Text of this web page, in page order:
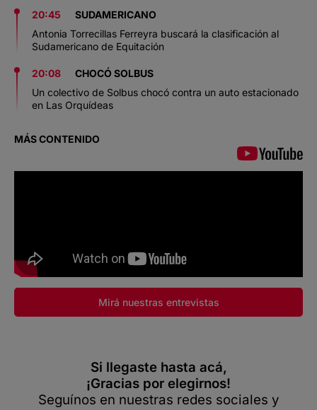
20:45
SUDAMERICANO
Antonia Torrecillas Ferreyra buscará la clasificación al
Sudamericano de Equitación
20:08
CHOCÓ SOLBUS
Un colectivo de Solbus chocó contra un auto estacionado
en Las Orquídeas
MÁS CONTENIDO
Mirá nuestras entrevistas
Si llegaste hasta acá,
¡Gracias por elegirnos!
Seguínos en nuestras redes sociales y